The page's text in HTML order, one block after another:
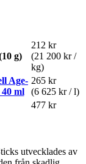
g)
212 kr
(21 200 kr /
kg)
Age-
ml
265 kr
(6 625 kr / l)
477 kr
utvecklades av